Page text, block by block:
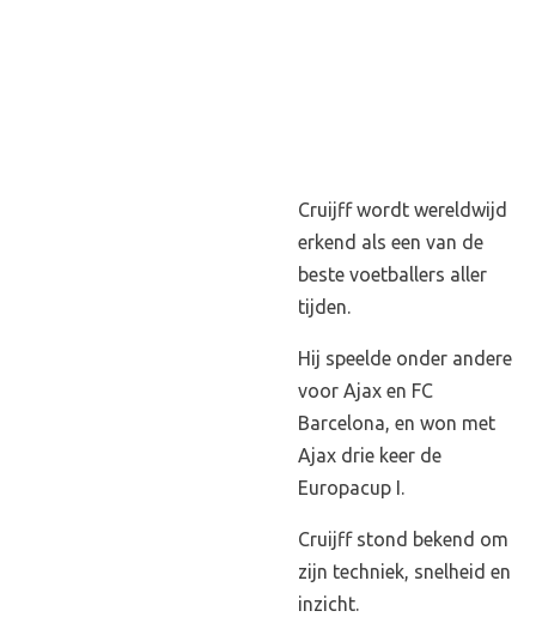
Cruijff wordt wereldwijd
erkend als een van de
beste voetballers aller
tijden.
Hij speelde onder andere
voor Ajax en FC
Barcelona, en won met
Ajax drie keer de
Europacup I.
Cruijff stond bekend om
zijn techniek, snelheid en
inzicht.